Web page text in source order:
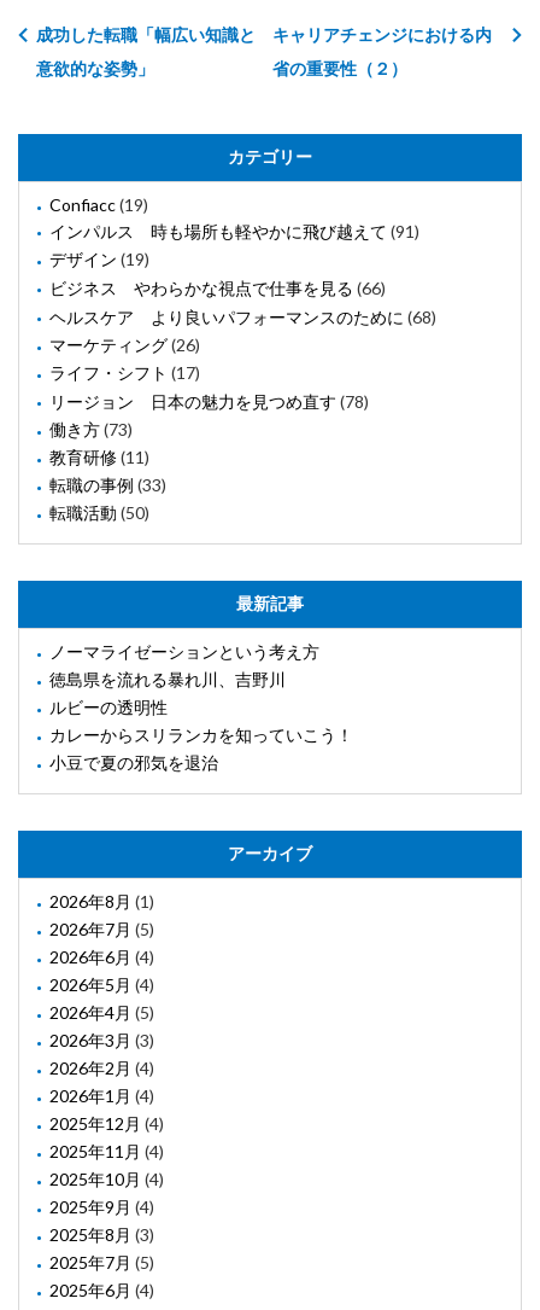
キャリアチェンジにおける内
省の重要性（２）
成功した転職「幅広い知識と
意欲的な姿勢」
カテゴリー
Confiacc(19)
インパルス 時も場所も軽やかに飛び越えて (91)
デザイン (19)
ビジネス やわらかな視点で仕事を見る (66)
ヘルスケア より良いパフォーマンスのために (68)
マーケティング(26)
ライフ・シフト (17)
リージョン 日本の魅力を見つめ直す (78)
働き方(73)
教育研修(11)
転職の事例 (33)
転職活動 (50)
最新記事
ノーマライゼーションという考え方
徳島県を流れる暴れ川、吉野川
ルビーの透明性
カレーからスリランカを知っていこう！
小豆で夏の邪気を退治
アーカイブ
2026年8月 (1)
2026年7月 (5)
2026年6月 (4)
2026年5月 (4)
2026年4月 (5)
2026年3月 (3)
2026年2月 (4)
2026年1月 (4)
2025年12月 (4)
2025年11月 (4)
2025年10月 (4)
2025年9月 (4)
2025年8月 (3)
2025年7月 (5)
2025年6月 (4)